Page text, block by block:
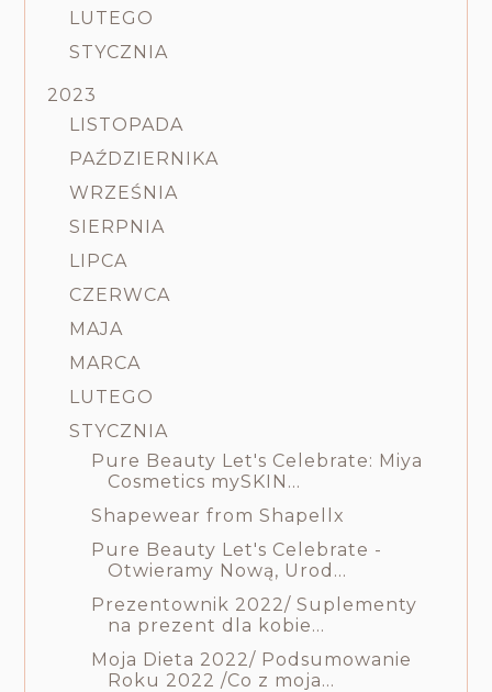
LUTEGO
STYCZNIA
2023
LISTOPADA
PAŹDZIERNIKA
WRZEŚNIA
SIERPNIA
LIPCA
CZERWCA
MAJA
MARCA
LUTEGO
STYCZNIA
Pure Beauty Let's Celebrate: Miya
Cosmetics mySKIN...
Shapewear from Shapellx
Pure Beauty Let's Celebrate -
Otwieramy Nową, Urod...
Prezentownik 2022/ Suplementy
na prezent dla kobie...
Moja Dieta 2022/ Podsumowanie
Roku 2022 /Co z moja...